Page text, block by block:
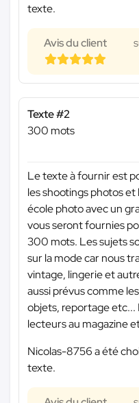
texte.
Avis du client
Texte #2
300 mots
Le texte à fournir est
les shootings photos
école photo avec un
vous seront fournies
300 mots. Les sujets
sur la mode car nous
vintage, lingerie et
aussi prévus comme
objets, reportage etc...
lecteurs au magazine
Nicolas-8756 a été
texte.